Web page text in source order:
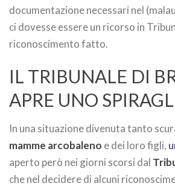
documentazione necessari nel
ci dovesse essere un ricorso in
riconoscimento fatto.
IL TRIBUNALE DI
APRE UNO
In una situazione divenuta tanto
mamme arcobaleno e dei loro figli,
aperto però nei giorni scorsi dal
che nel decidere di alcuni